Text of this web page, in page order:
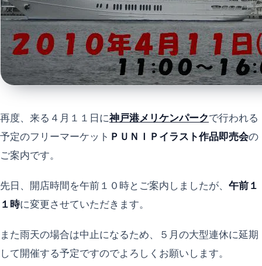
再度、来る４月１１日に神戸港メリケンパークで行われる
予定のフリーマーケット ＰＵＮＩＰイラスト作品即売会の
ご案内です。
先日、開店時間を午前１０時とご案内しましたが、 午前１
１時に変更させていただきます。
また雨天の場合は中止になるため、５月の大型連休に延期
して開催する予定ですのでよろしくお願いします。